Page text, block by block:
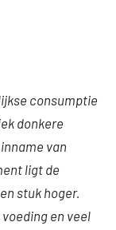
consumptie
donkere
van
ligt de
stuk hoger.
en veel